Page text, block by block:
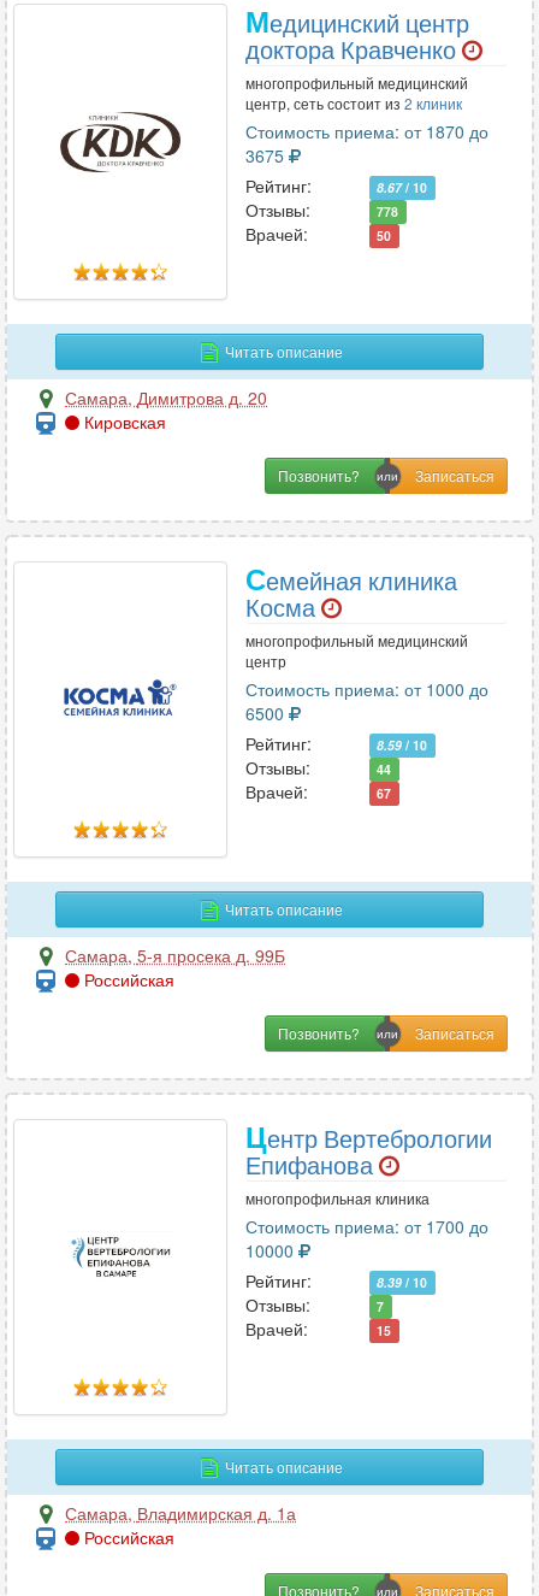
Медицинский центр
доктора Кравченко
многопрофильный медицинский
центр, сеть состоит из 2 клиник
Стоимость приема: от 1870 до
3675
Рейтинг:
8.67/ 10
Отзывы: 778
Врачей: 50
Читать описание
Самара, Димитрова д. 20
Кировская
Позвонить?
Семейная клиника
Косма
многопрофильный медицинский
центр
Стоимость приема: от 1000 до
6500
Рейтинг:
8.59 / 10
Отзывы: 44
Врачей: 67
Читать описание
Самара, 5-я просека д. 99Б
Российская
Позвонить?
Центр Вертебрологии
Епифанова
многопрофильная клиника
Стоимость приема: от 1700 до
10000
Рейтинг:
8.39 / 10
Отзывы: 7
Врачей: 15
Читать описание
Самара, Владимирская д. 1а
Российская
Позвонить?